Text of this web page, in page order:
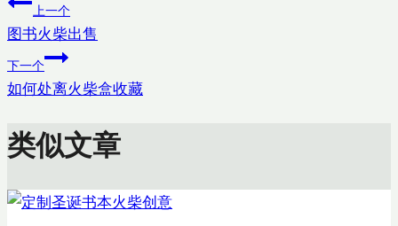
上一个
图书火柴出售
下一个
如何处离火柴盒收藏
类似文章